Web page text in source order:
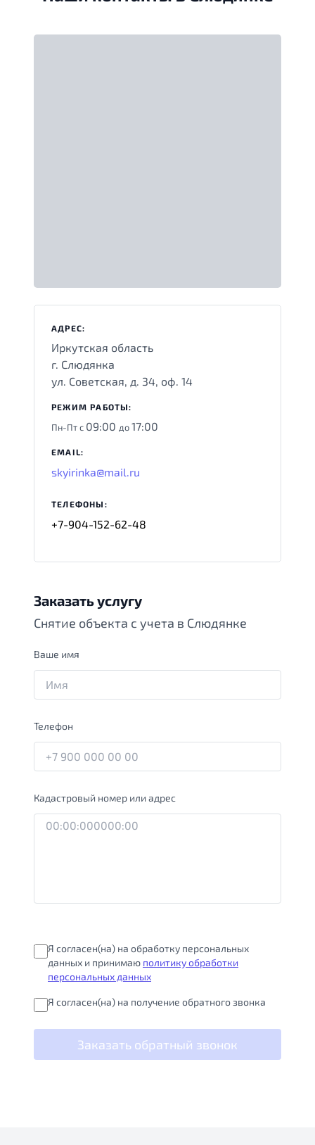
АДРЕС:
Иркутская область
г. Слюдянка
ул. Советская, д. 34, оф. 14
РЕЖИМ РАБОТЫ:
Пн-Пт с 09:00 до17:00
EMAIL:
skyirinka@mail.ru
ТЕЛЕФОНЫ:
+7-904-152-62-48
Заказать услугу
Снятие объекта с учета в Слюдянке
Ваше имя
Телефон
Кадастровый номер или адрес
Я согласен(на) на обработку персональных
данных и принимаю политику обработки
персональных данных
Я согласен(на) на получение обратного звонка
Заказать обратный звонок